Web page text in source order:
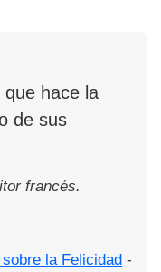
hace la
de sus
francés.
la Felicidad -